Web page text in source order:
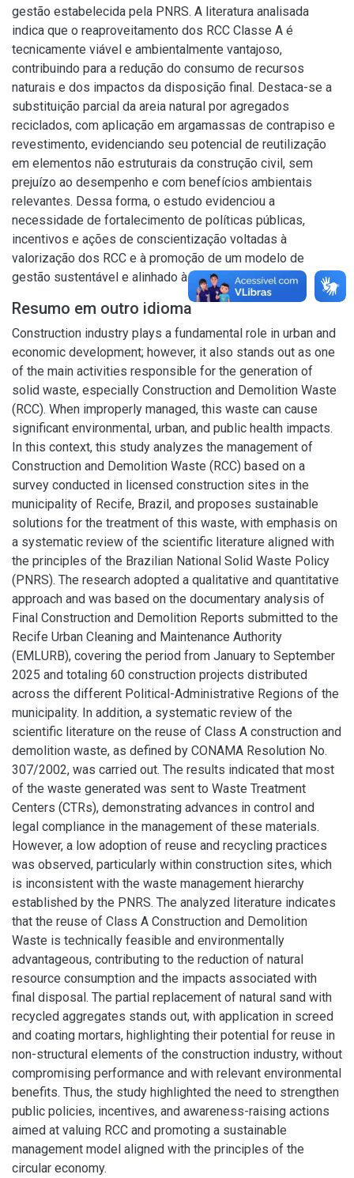
gestão estabelecida pela PNRS. A literatura analisada
indica que o reaproveitamento dos RCC Classe A é
tecnicamente viável e ambientalmente vantajoso,
contribuindo para a redução do consumo de recursos
naturais e dos impactos da disposição final. Destaca-se a
substituição parcial da areia natural por agregados
reciclados, com aplicação em argamassas de contrapiso e
revestimento, evidenciando seu potencial de reutilização
em elementos não estruturais da construção civil, sem
prejuízo ao desempenho e com benefícios ambientais
relevantes. Dessa forma, o estudo evidenciou a
necessidade de fortalecimento de políticas públicas,
incentivos e ações de conscientização voltadas à
valorização dos RCC e à promoção de um modelo de
gestão sustentável e alinhado à economia circular.
Resumo em outro idioma
Construction industry plays a fundamental role in urban and
economic development; however, it also stands out as one
of the main activities responsible for the generation of
solid waste, especially Construction and Demolition Waste
(RCC). When improperly managed, this waste can cause
significant environmental, urban, and public health impacts.
In this context, this study analyzes the management of
Construction and Demolition Waste (RCC) based on a
survey conducted in licensed construction sites in the
municipality of Recife, Brazil, and proposes sustainable
solutions for the treatment of this waste, with emphasis on
a systematic review of the scientific literature aligned with
the principles of the Brazilian National Solid Waste Policy
(PNRS). The research adopted a qualitative and quantitative
approach and was based on the documentary analysis of
Final Construction and Demolition Reports submitted to the
Recife Urban Cleaning and Maintenance Authority
(EMLURB), covering the period from January to September
2025 and totaling 60 construction projects distributed
across the different Political-Administrative Regions of the
municipality. In addition, a systematic review of the
scientific literature on the reuse of Class A construction and
demolition waste, as defined by CONAMA Resolution No.
307/2002, was carried out. The results indicated that most
of the waste generated was sent to Waste Treatment
Centers (CTRs), demonstrating advances in control and
legal compliance in the management of these materials.
However, a low adoption of reuse and recycling practices
was observed, particularly within construction sites, which
is inconsistent with the waste management hierarchy
established by the PNRS. The analyzed literature indicates
that the reuse of Class A Construction and Demolition
Waste is technically feasible and environmentally
advantageous, contributing to the reduction of natural
resource consumption and the impacts associated with
final disposal. The partial replacement of natural sand with
recycled aggregates stands out, with application in screed
and coating mortars, highlighting their potential for reuse in
non-structural elements of the construction industry, without
compromising performance and with relevant environmental
benefits. Thus, the study highlighted the need to strengthen
public policies, incentives, and awareness-raising actions
aimed at valuing RCC and promoting a sustainable
management model aligned with the principles of the
circular economy.